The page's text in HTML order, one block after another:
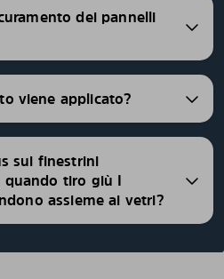
dei pannelli
viene applicato?
sui finestrini
quando tiro giù I
assieme ai vetri?